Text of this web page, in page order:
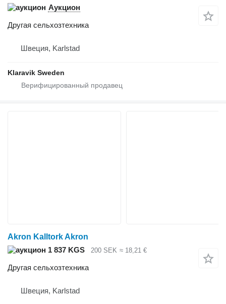
Аукцион
Другая сельхозтехника
Швеция, Karlstad
Klaravik Sweden
Akron Kalltork Akron
1 837 KGS
200 SEK ≈ 18,21 €
Другая сельхозтехника
Швеция, Karlstad